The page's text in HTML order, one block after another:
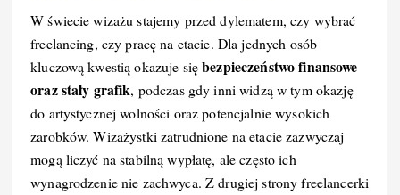
W świecie wizażu stajemy przed dylematem, czy wybrać
freelancing, czy pracę na etacie. Dla jednych osób
kluczową kwestią okazuje siębezpieczeństwo finansowe
oraz stały grafik, podczas gdy inni widzą w tym okazję
do artystycznej wolności oraz potencjalnie wysokich
zarobków. Wizażystki zatrudnione na etacie zazwyczaj
mogą liczyć na stabilną wypłatę, ale często ich
wynagrodzenie nie zachwyca. Z drugiej strony freelancerki